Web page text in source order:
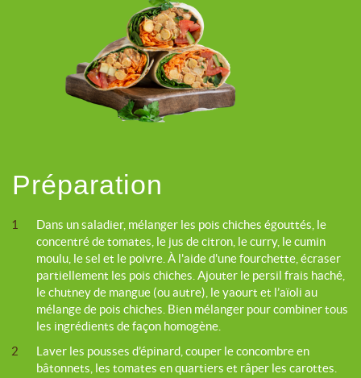
Préparation
1
Dans un saladier, mélanger les pois chiches égouttés, le
concentré de tomates, le jus de citron, le curry, le cumin
moulu, le sel et le poivre. À l'aide d'une fourchette, écraser
partiellement les pois chiches. Ajouter le persil frais haché,
le chutney de mangue (ou autre), le yaourt et l’aïoli au
mélange de pois chiches. Bien mélanger pour combiner tous
les ingrédients de façon homogène.
2
Laver les pousses d’épinard, couper le concombre en
bâtonnets, les tomates en quartiers et râper les carottes.